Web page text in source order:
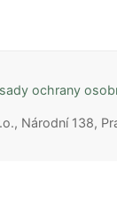
ochrany
Národní 138,